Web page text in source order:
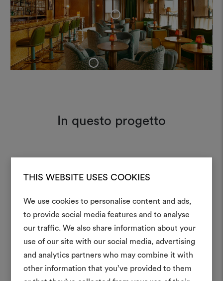
THIS WEBSITE USES COOKIES
We use cookies to personalise content and ads,
to provide social media features and to analyse
our traffic. We also share information about your
use of our site with our social media, advertising
and analytics partners who may combine it with
other information that you’ve provided to them
+
+
In questo progetto
Moodboard
Weave 001
Crea
Uno strumento interattivo
e condividere le tue idee,